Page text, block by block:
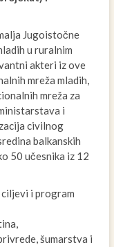
Jugoistočne
u ruralnim
akteri iz ove
mreža mladih,
mreža za
i
civilnog
balkanskih
50 učesnika iz 12
i program
šumarstva i